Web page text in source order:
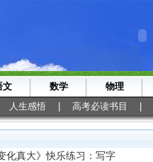
文 数学 物理
人生感悟 高考必读书目
化真大》快乐练习：写字